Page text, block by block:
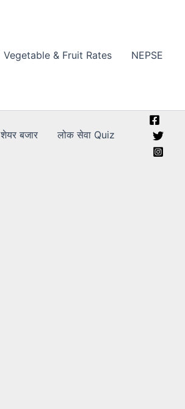
Vegetable & Fruit Rates NEPSE
शेयर बजार लोक सेवा Quiz